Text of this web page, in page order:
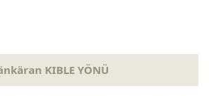
KIBLE YÖNÜ